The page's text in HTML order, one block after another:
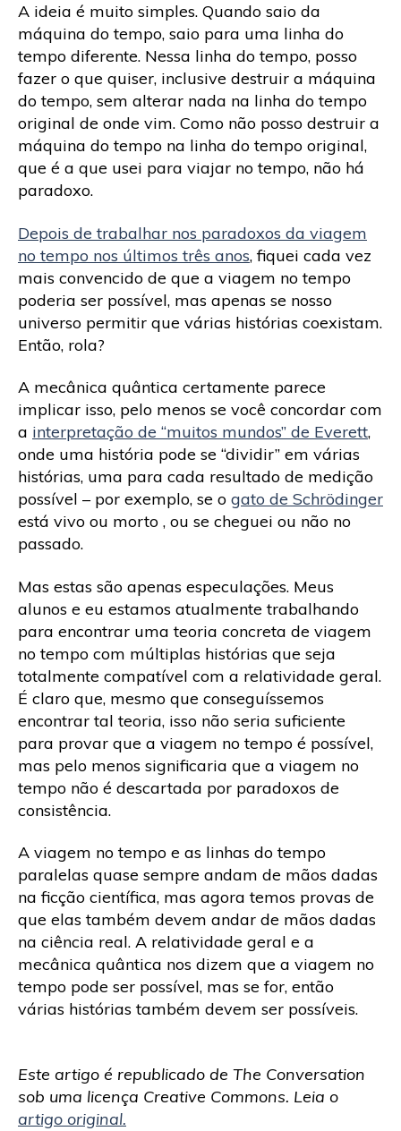
A ideia é muito simples. Quando saio da
máquina do tempo, saio para uma linha do
tempo diferente. Nessa linha do tempo, posso
fazer o que quiser, inclusive destruir a máquina
do tempo, sem alterar nada na linha do tempo
original de onde vim. Como não posso destruir a
máquina do tempo na linha do tempo original,
que é a que usei para viajar no tempo, não há
paradoxo.
Depois de trabalhar nos paradoxos da viagem
no tempo nos últimos três anos, fiquei cada vez
mais convencido de que a viagem no tempo
poderia ser possível, mas apenas se nosso
universo permitir que várias histórias coexistam.
Então, rola?
A mecânica quântica certamente parece
implicar isso, pelo menos se você concordar com
a interpretação de “muitos mundos” de Everett,
onde uma história pode se “dividir” em várias
histórias, uma para cada resultado de medição
possível – por exemplo, se o gato de Schrödinger
está vivo ou morto , ou se cheguei ou não no
passado.
Mas estas são apenas especulações. Meus
alunos e eu estamos atualmente trabalhando
para encontrar uma teoria concreta de viagem
no tempo com múltiplas histórias que seja
totalmente compatível com a relatividade geral.
É claro que, mesmo que conseguíssemos
encontrar tal teoria, isso não seria suficiente
para provar que a viagem no tempo é possível,
mas pelo menos significaria que a viagem no
tempo não é descartada por paradoxos de
consistência.
A viagem no tempo e as linhas do tempo
paralelas quase sempre andam de mãos dadas
na ficção científica, mas agora temos provas de
que elas também devem andar de mãos dadas
na ciência real. A relatividade geral e a
mecânica quântica nos dizem que a viagem no
tempo pode ser possível, mas se for, então
várias histórias também devem ser possíveis.
Este artigo é republicado de The Conversation
sob uma licença Creative Commons. Leia o
artigo original.